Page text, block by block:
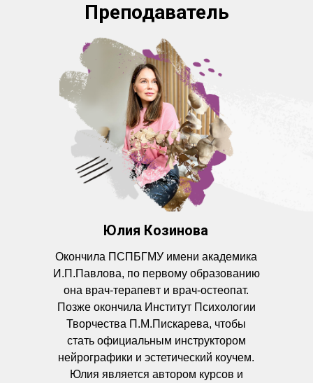
Юлия Козинова
Преподаватель
Окончила ПСПБГМУ имени академика
И.П.Павлова, по первому образованию
она врач-терапевт и врач-остеопат.
Позже окончила Институт Психологии
Творчества П.М.Пискарева, чтобы
стать официальным инструктором
нейрографики и эстетический коучем.
Юлия является автором курсов и